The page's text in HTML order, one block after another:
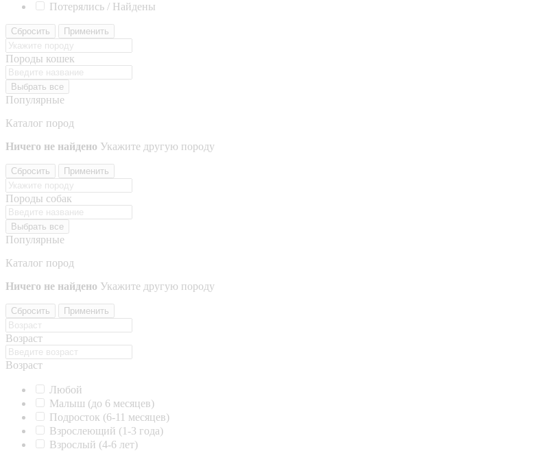
Потерялись / Найдены
Сбросить Применить
Породы кошек
Выбрать все
Популярные
Каталог пород
Ничего не найдено Укажите другую породу
Сбросить Применить
Породы собак
Выбрать все
Популярные
Каталог пород
Ничего не найдено Укажите другую породу
Сбросить Применить
Возраст
Возраст
Любой
Малыш (до 6 месяцев)
Подросток (6-11 месяцев)
Взрослеющий (1-3 года)
Взрослый (4-6 лет)